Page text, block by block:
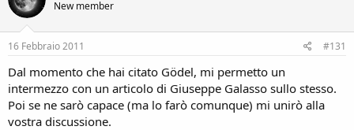
New member
16 Febbraio 2011 #131
Dal momento che hai citato Gödel, mi permetto un
intermezzo con un articolo di Giuseppe Galasso sullo stesso.
Poi se ne sarò capace (ma lo farò comunque) mi unirò alla
vostra discussione.